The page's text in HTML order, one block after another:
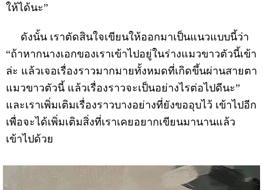
ให้ได้นะ”
ดังนั้น เราตัดสินใจเขียนให้ออกมาเป็นแนวแบบนี้ว่า
“ถ้าหากนางเอกของเราเข้าไปอยู่ในร่างแมวขาวตัวนี้เข้า
ล่ะ แล้วเจอเรื่องราวมากมายทั้งหมดที่เกิดขึ้นผ่านสายตา
แมวขาวตัวนี้ แล้วเรื่องราวจะเป็นอย่างไรต่อไปดีนะ”
และเราเพิ่มเติมเรื่องราวบางอย่างที่ยังขออุบไว้ เข้าไปอีก
เพื่อจะได้เพิ่มเติมสิ่งที่เราเคยอยากเขียนมานานแล้ว
เข้าไปด้วย